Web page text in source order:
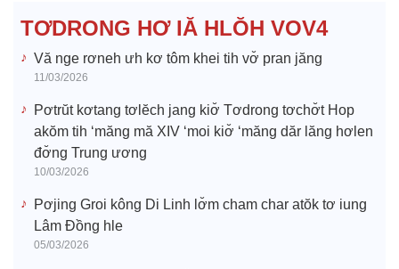
e
o
TƠDRONG HƠ IĂ HLŎH VOV4
Vă nge rơneh ưh kơ tôm khei tih vơ̆ pran jăng
11/03/2026
Pơtrŭt kơtang tơlĕch jang kiơ̆ Tơdrong tơchơ̆t Hop
akŏm tih ‘măng mă XIV ‘moi kiơ̆ ‘măng dăr lăng hơlen
đơ̆ng Trung ương
10/03/2026
Pơjing Groi kông Di Linh lơ̆m cham char atŏk tơ iung
Lâm Đồng hle
05/03/2026